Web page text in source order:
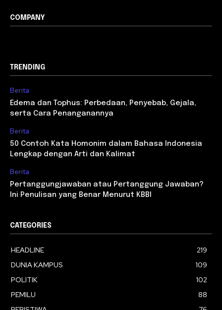
COMPANY
TRENDING
Berita
Edema dan Tophus: Perbedaan, Penyebab, Gejala,
serta Cara Penanganannya
Berita
50 Contoh Kata Homonim dalam Bahasa Indonesia
Lengkap dengan Arti dan Kalimat
Berita
Pertanggungjawaban atau Pertanggung Jawaban?
Ini Penulisan yang Benar Menurut KBBI
CATEGORIES
HEADLINE
219
DUNIA KAMPUS
109
POLITIK
102
PEMILU
88